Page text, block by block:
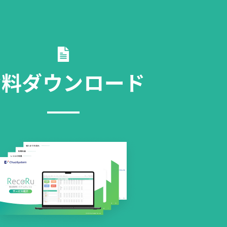
ダウンロード